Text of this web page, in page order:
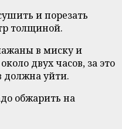
и порезать
толщиной.
в миску и
двух часов, за это
должна уйти.
обжарить на